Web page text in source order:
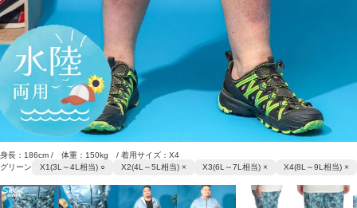
身長：186cm / 体重：150kg / 着用サイズ：X4
グリーン
X1(3L～4L相当) ○ X2(4L～5L相当) × X3(6L～7L相当) × X4(8L～9L相当) ×